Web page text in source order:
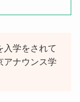
入学をされて
アナウンス学